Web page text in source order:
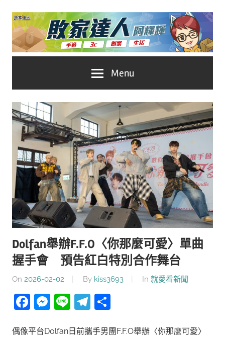
Skip
content
家
達
人
推
薦
No.1
遊
戲
自
媒
體。
Menu
Dolfan舉辦F.F.O〈你那麼可愛〉單曲
握手會 預告紅白特別合作舞台
On 2026-02-02 By kiss3693 In 就愛看新聞
Facebook
Messenger
LineTelegram
偶像平台Dolfan日前攜手男團F.F.O舉辦〈你那麼可愛〉